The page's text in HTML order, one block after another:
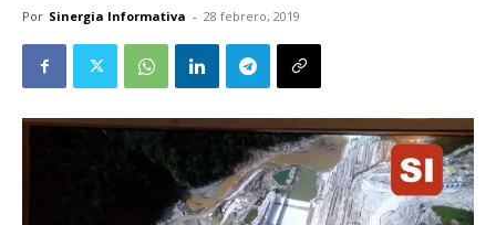
Por Sinergia Informativa - 28 febrero, 2019